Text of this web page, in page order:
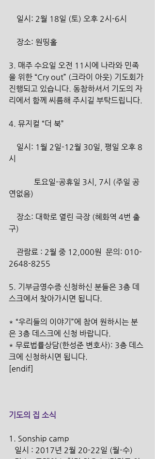
    일시: 2월 18일 (토) 오후 2시-6시
    장소: 원띵홀
3. 매주 수요일 오전 11시에 나라와 민족
을 위한 “Cry out” (크라이 아웃) 기도회가
진행되고 있습니다. 동참하셔서 기도의 자
리에서 함께 씨름해 주시길 부탁드립니다.
4. 뮤지컬 “더 북”
시
연없음)
구)
2648-8255
5. 기부금영수증 신청하신 분들은 3층 데
스크에서 찾아가시면 됩니다.
* “우리들의 이야기”에 참여 원하시는 분
은 3층 데스크에 신청 바랍니다.
* 무료법률상담(한성준 변호사): 3층 데스
크에 신청하시면 됩니다.
[endif]
기도의 집 소식
1. Sonship camp
   일시 : 2017년 2월 20-22일 (월-수)